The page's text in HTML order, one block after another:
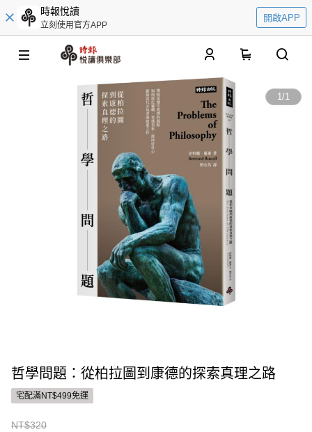
時報悅讀
立刻使用官方APP
開啟APP
1/1
哲學問題：從柏拉圖到康德的探索真理之路
宅配滿NT$499免運
NT$320